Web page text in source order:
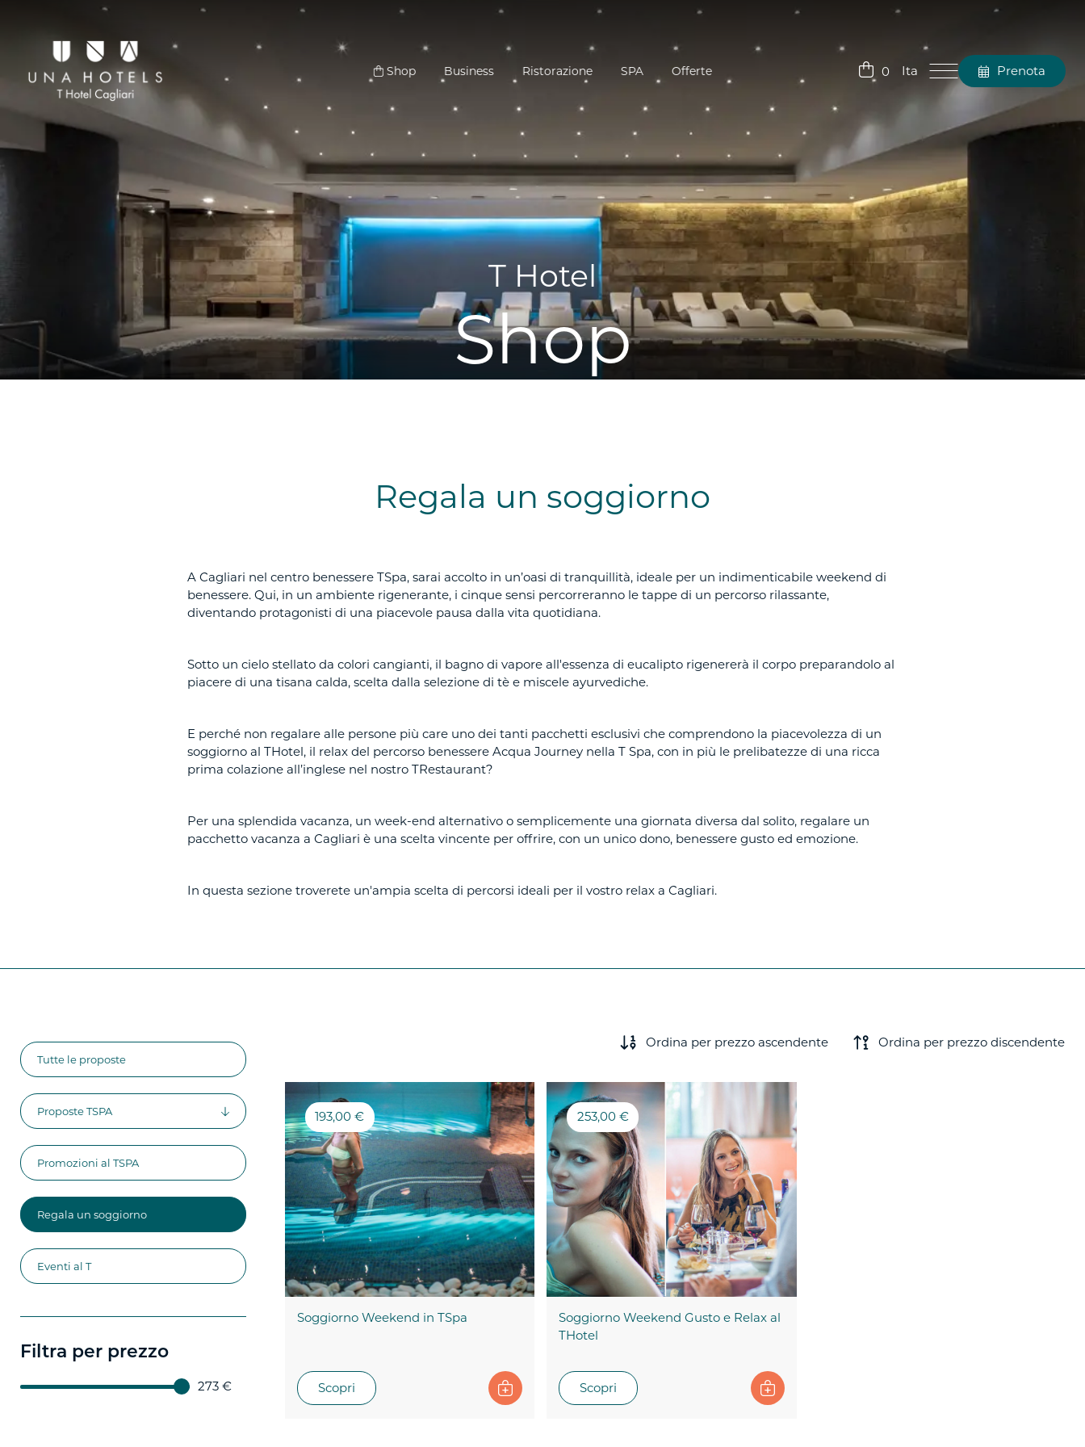
T Hotel
Shop
0 Ita
Ita
Eng
Prenota Chiudi
Shop Business Ristorazione SPA Offerte
Regala un soggiorno
A Cagliari nel centro benessere TSpa, sarai accolto in un’oasi di tranquillità, ideale per un indimenticabile weekend di
benessere. Qui, in un ambiente rigenerante, i cinque sensi percorreranno le tappe di un percorso rilassante,
diventando protagonisti di una piacevole pausa dalla vita quotidiana.
Sotto un cielo stellato da colori cangianti, il bagno di vapore all'essenza di eucalipto rigenererà il corpo preparandolo al
piacere di una tisana calda, scelta dalla selezione di tè e miscele ayurvediche.
E perché non regalare alle persone più care uno dei tanti pacchetti esclusivi che comprendono la piacevolezza di un
soggiorno al THotel, il relax del percorso benessere Acqua Journey nella T Spa, con in più le prelibatezze di una ricca
prima colazione all’inglese nel nostro TRestaurant?
Per una splendida vacanza, un week-end alternativo o semplicemente una giornata diversa dal solito, regalare un
pacchetto vacanza a Cagliari è una scelta vincente per offrire, con un unico dono, benessere gusto ed emozione.
In questa sezione troverete un'ampia scelta di percorsi ideali per il vostro relax a Cagliari.
Tutte le proposte
Proposte TSPA
Proposte per Voi
Proposte per te
Massaggi e trattamenti
Promozioni al TSPA
Regala un soggiorno
Eventi al T
Filtra per prezzo
273 €
Ordina per prezzo ascendente Ordina per prezzo discendente
Soggiorno Weekend in TSpa
Scopri
193,00 €
Soggiorno Weekend Gusto e Relax al
THotel
Scopri
253,00 €